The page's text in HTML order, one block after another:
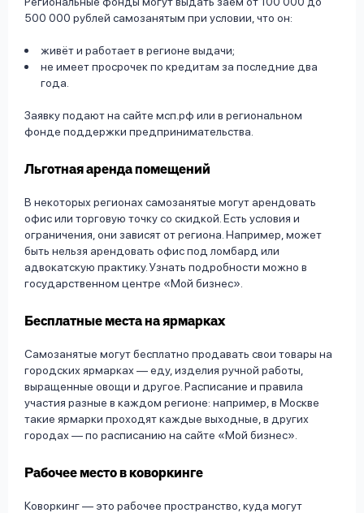
500 000 рублей самозанятым при условии, что он:
живёт и работает в регионе выдачи;
не имеет просрочек по кредитам за последние два
года.
Заявку подают на сайте мсп.рф или в региональном
фонде поддержки предпринимательства.
Льготная аренда помещений
В некоторых регионах самозанятые могут арендовать
офис или торговую точку со скидкой. Есть условия и
ограничения, они зависят от региона. Например, может
быть нельзя арендовать офис под ломбард или
адвокатскую практику. Узнать подробности можно в
государственном центре «Мой бизнес».
Бесплатные места на ярмарках
Самозанятые могут бесплатно продавать свои товары на
городских ярмарках — еду, изделия ручной работы,
выращенные овощи и другое. Расписание и правила
участия разные в каждом регионе: например, в Москве
такие ярмарки проходят каждые выходные, в других
городах — по расписанию на сайте «Мой бизнес».
Рабочее место в коворкинге
Коворкинг — это рабочее пространство, куда могут